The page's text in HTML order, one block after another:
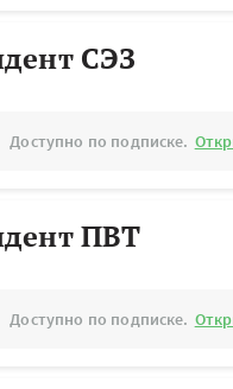
СЭЗ
Доступно по подписке.
ПВТ
Доступно по подписке.